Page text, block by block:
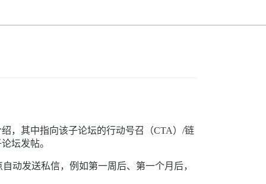
，其中指向该子论坛的行动号召（CTA）/链
坛发帖。
动发送私信，例如第一周后、第一个月后，